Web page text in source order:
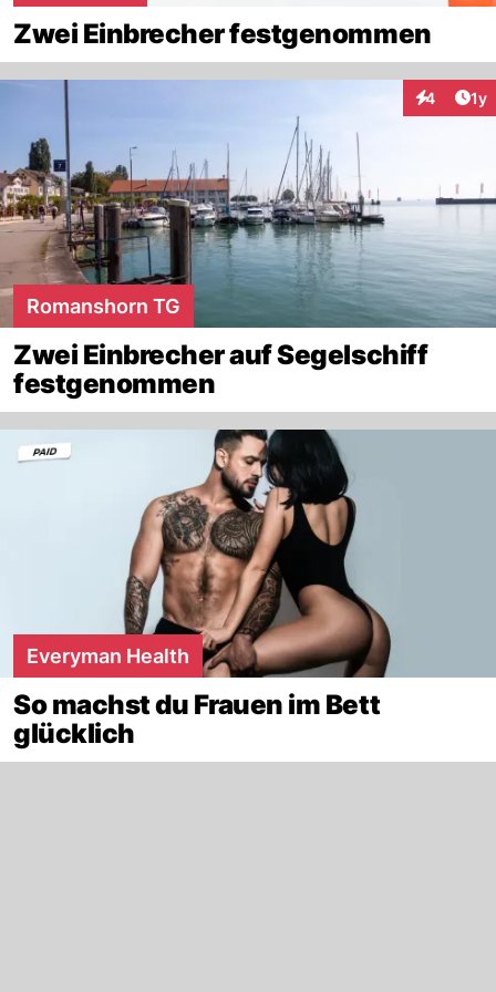
Zwei Einbrecher festgenommen
4 1y
Romanshorn TG
Zwei Einbrecher auf Segelschiff
festgenommen
Everyman Health
So machst du Frauen im Bett
glücklich